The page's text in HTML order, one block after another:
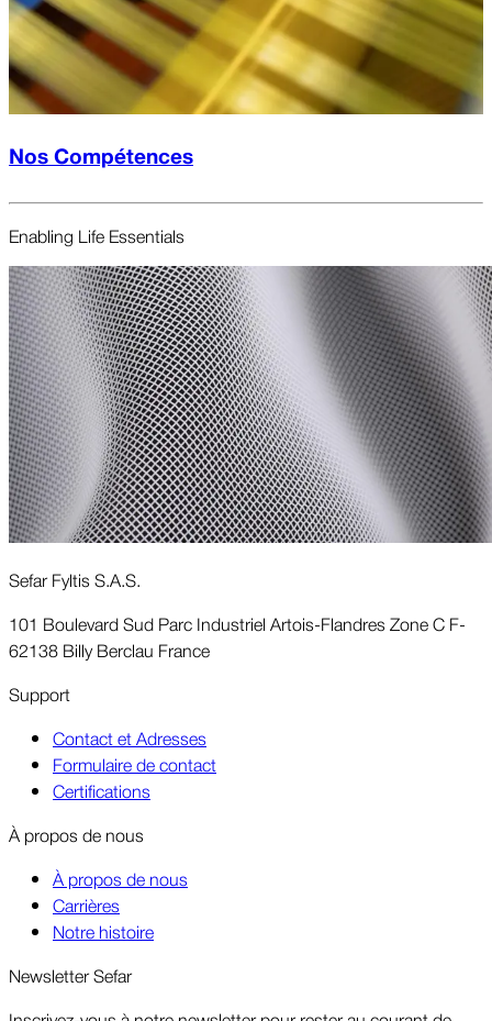
Nos Compétences
Enabling Life Essentials
Sefar Fyltis S.A.S.
101 Boulevard Sud Parc Industriel Artois-Flandres Zone C F-
62138 Billy Berclau France
Support
Contact et Adresses
Formulaire de contact
Certifications
À propos de nous
À propos de nous
Carrières
Notre histoire
Newsletter Sefar